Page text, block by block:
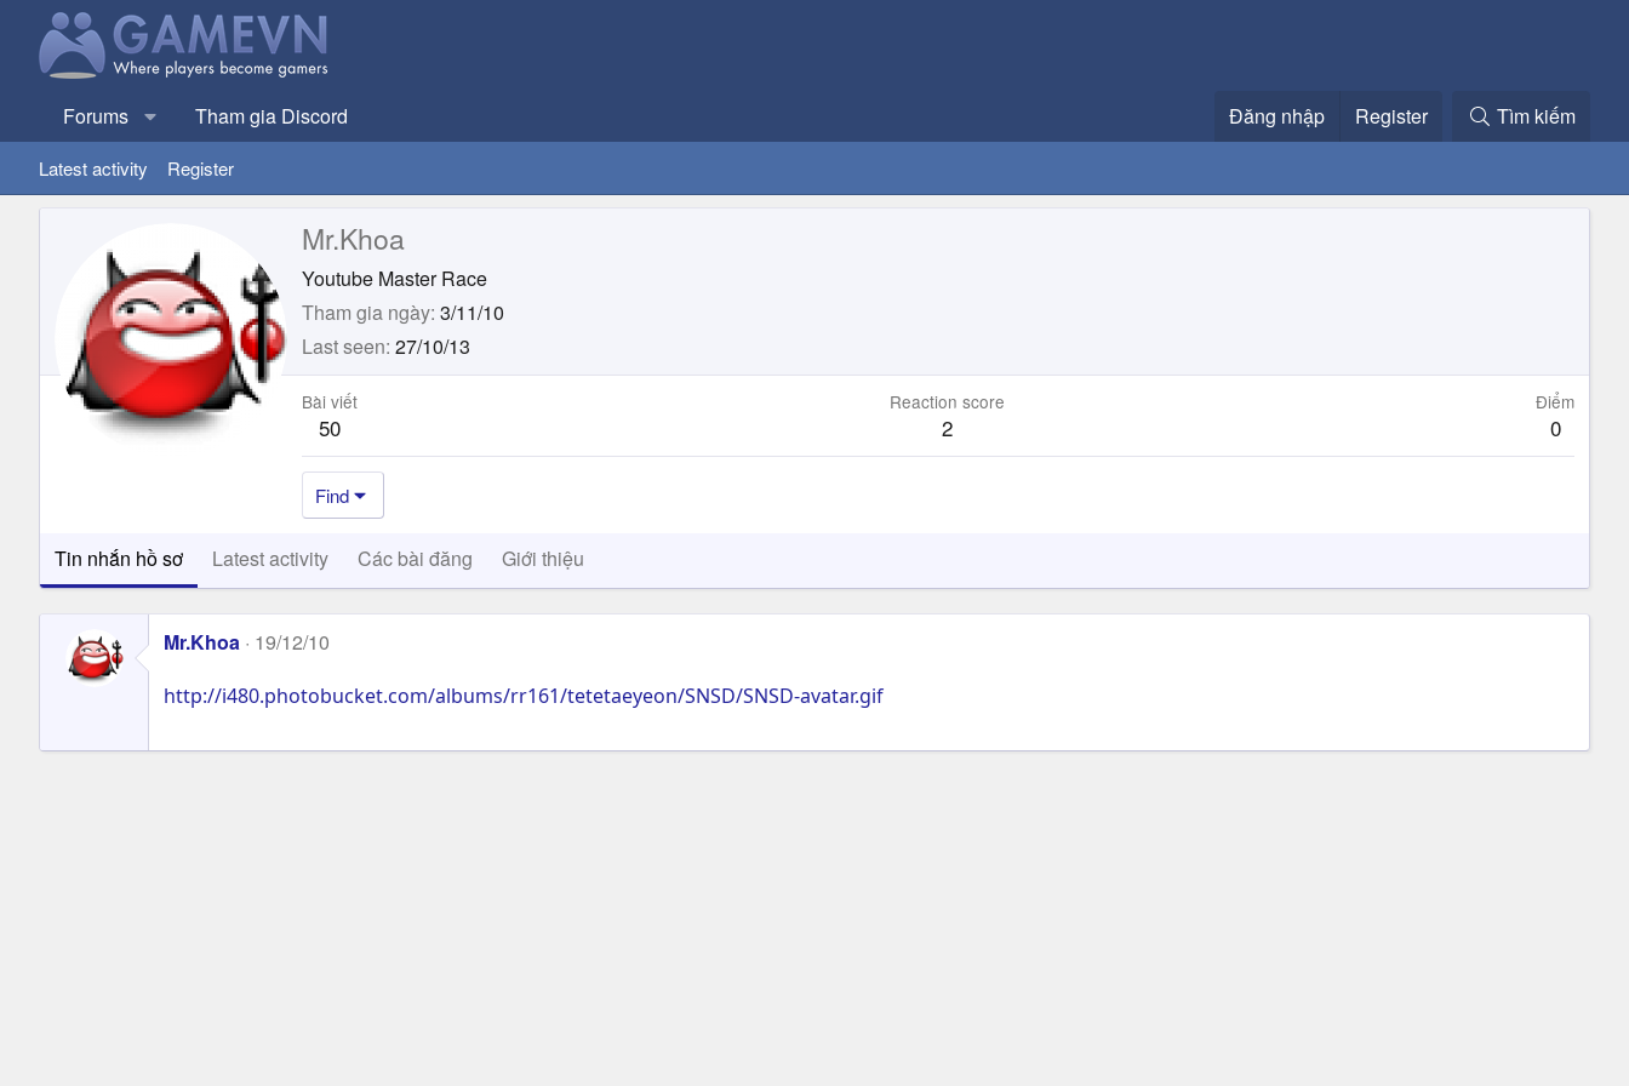
Forums Tham gia Discord Đăng nhập Register Tìm kiếm
Latest activity Register
Mr.Khoa
Youtube Master Race
Tham gia ngày 3/11/10
Last seen 27/10/13
Bài viết
50
Reaction score
2
Điểm
0
Find
Tin nhắn hồ sơ Latest activity Các bài đăng Giới thiệu
Mr.Khoa 19/12/10
http://i480.photobucket.com/albums/rr161/tetetaeyeon/SNSD/SNSD-avatar.gif